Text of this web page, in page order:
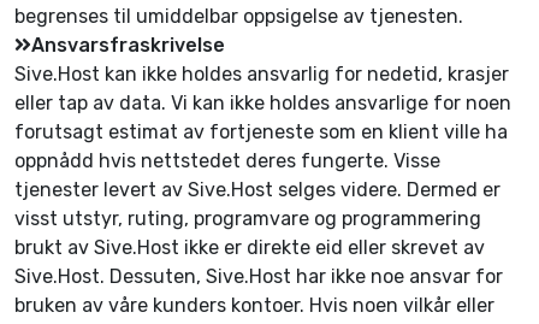
begrenses til umiddelbar oppsigelse av tjenesten.
Ansvarsfraskrivelse
Sive.Host kan ikke holdes ansvarlig for nedetid, krasjer
eller tap av data. Vi kan ikke holdes ansvarlige for noen
forutsagt estimat av fortjeneste som en klient ville ha
oppnådd hvis nettstedet deres fungerte. Visse
tjenester levert av Sive.Host selges videre. Dermed er
visst utstyr, ruting, programvare og programmering
brukt av Sive.Host ikke er direkte eid eller skrevet av
Sive.Host. Dessuten, Sive.Host har ikke noe ansvar for
bruken av våre kunders kontoer. Hvis noen vilkår eller